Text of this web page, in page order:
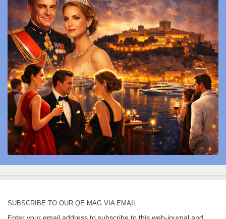
SUBSCRIBE TO OUR QE MAG VIA EMAIL
Enter your email address to subscribe to this web-journal and